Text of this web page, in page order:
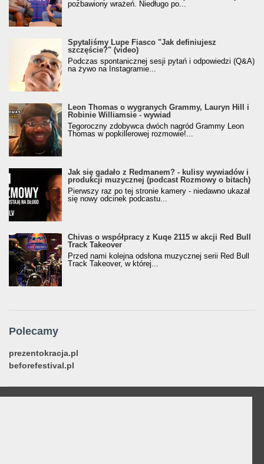
pozbawiony wrażeń. Niedługo po...
Spytaliśmy Lupe Fiasco "Jak definiujesz
szczęście?" (video)
Podczas spontanicznej sesji pytań i odpowiedzi (Q&A)
na żywo na Instagramie...
Leon Thomas o wygranych Grammy, Lauryn Hill i
Robinie Williamsie - wywiad
Tegoroczny zdobywca dwóch nagród Grammy Leon
Thomas w popkillerowej rozmowie!...
Jak się gadało z Redmanem? - kulisy wywiadów i
produkcji muzycznej (podcast Rozmowy o bitach)
Pierwszy raz po tej stronie kamery - niedawno ukazał
się nowy odcinek podcastu...
Chivas o współpracy z Kuqe 2115 w akcji Red Bull
Track Takeover
Przed nami kolejna odsłona muzycznej serii Red Bull
Track Takeover, w której...
Polecamy
prezentokracja.pl
beforefestival.pl